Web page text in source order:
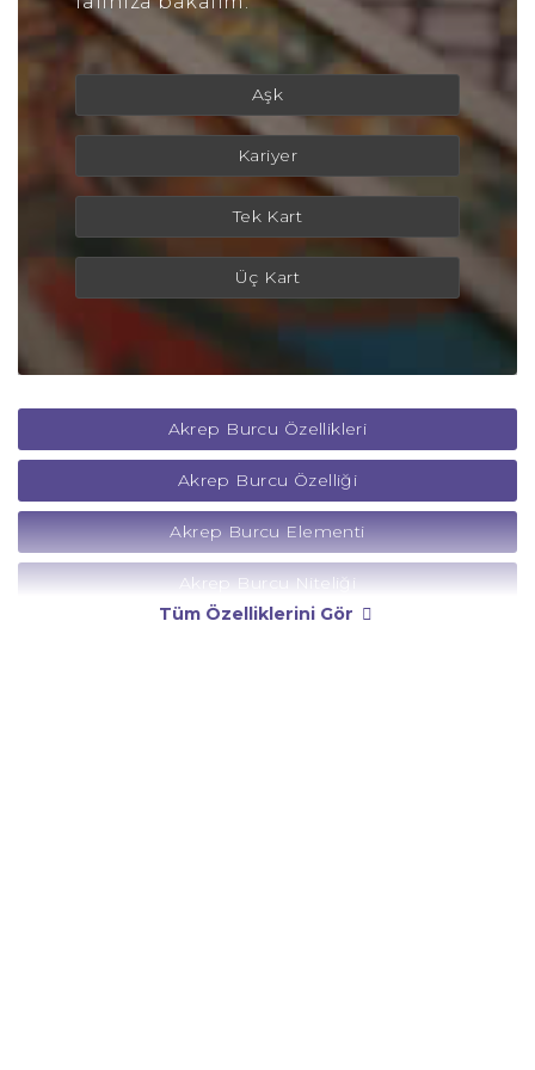
Aşk
Kariyer
Tek Kart
Üç Kart
Akrep Burcu Özellikleri
Akrep Burcu Özelliği
Akrep Burcu Elementi
Akrep Burcu Niteliği
Tüm Özelliklerini Gör